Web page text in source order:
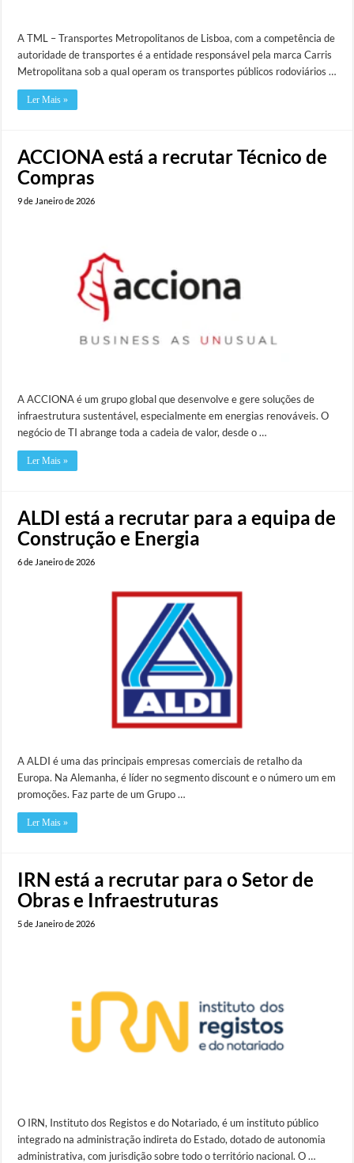
A TML – Transportes Metropolitanos de Lisboa, com a competência de
autoridade de transportes é a entidade responsável pela marca Carris
Metropolitana sob a qual operam os transportes públicos rodoviários …
Ler Mais »
ACCIONA está a recrutar Técnico de
Compras
9 de Janeiro de 2026
A ACCIONA é um grupo global que desenvolve e gere soluções de
infraestrutura sustentável, especialmente em energias renováveis. O
negócio de TI abrange toda a cadeia de valor, desde o …
Ler Mais »
ALDI está a recrutar para a equipa de
Construção e Energia
6 de Janeiro de 2026
A ALDI é uma das principais empresas comerciais de retalho da
Europa. Na Alemanha, é líder no segmento discount e o número um em
promoções. Faz parte de um Grupo …
Ler Mais »
IRN está a recrutar para o Setor de
Obras e Infraestruturas
5 de Janeiro de 2026
O IRN, Instituto dos Registos e do Notariado, é um instituto público
integrado na administração indireta do Estado, dotado de autonomia
administrativa, com jurisdição sobre todo o território nacional. O …